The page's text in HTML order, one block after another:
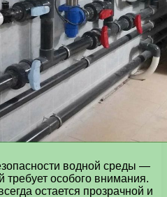
водной среды —
требует особого внимания.
остается прозрачной и